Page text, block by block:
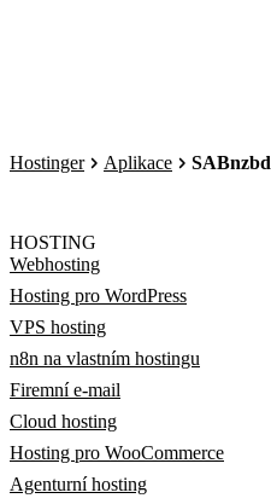
Hostinger Aplikace SABnzbd
HOSTING
Webhosting
Hosting pro WordPress
VPS hosting
n8n na vlastním hostingu
Firemní e-mail
Cloud hosting
Hosting pro WooCommerce
Agenturní hosting